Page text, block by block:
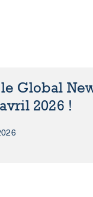
Global
2026 !